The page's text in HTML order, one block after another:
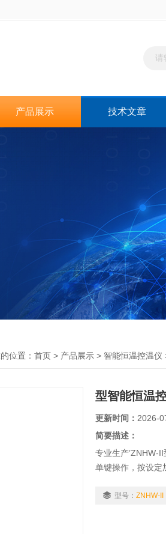
产品展示 技术文章
位置： 首页 > 产品展示 > 智能恒温控温仪
型智能恒温
更新时间： 2026-
简要描述：
专业生产’ZNHW-
单键操作，按设
设定温度与现时
型号： ZNHW-II